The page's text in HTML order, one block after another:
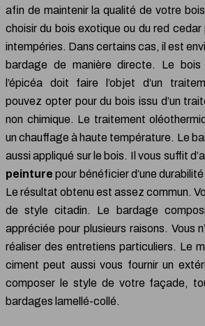
afin de maintenir la qualité de votre
choisir du bois exotique ou du red
intempéries. Dans certains cas, il est
bardage de manière directe. Le
l’épicéa doit faire l’objet d’un
pouvez opter pour du bois issu d’un
non chimique. Le traitement
un chauffage à haute température. Le
aussi appliqué sur le bois. Il vous suffit
peinture pour bénéficier d’une
Le résultat obtenu est assez commun.
de style citadin. Le bardage
appréciée pour plusieurs raisons. Vous
réaliser des entretiens particuliers. Le
ciment peut aussi vous fournir un
composer le style de votre façade,
bardages lamellé-collé.